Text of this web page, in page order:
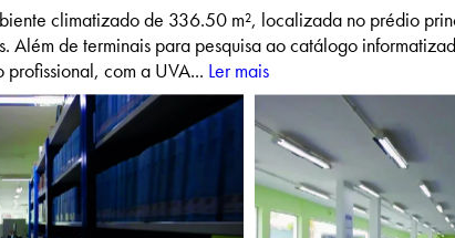
climatizado de 336.50 m², localizada no prédio
de terminais para pesquisa ao catálogo
com a UVA... Ler mais